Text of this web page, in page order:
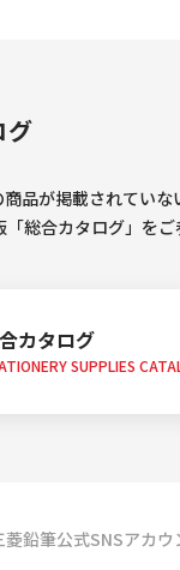
グ
品が掲載されてい
総合カタログ」をご
カタログ
SUPPLIES
菱鉛筆公式SNSアカウ